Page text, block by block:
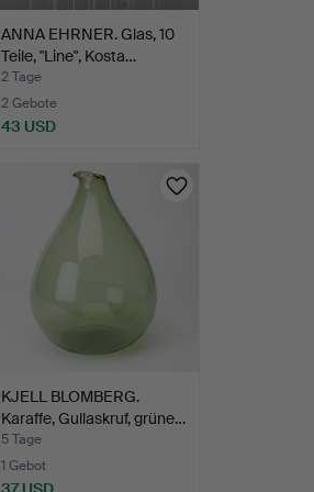
ANNA EHRNER. Glas, 10
Teile, "Line", Kosta…
2 Tage
2 Gebote
43 USD
KJELL BLOMBERG.
Karaffe, Gullaskruf, grüne…
5 Tage
1 Gebot